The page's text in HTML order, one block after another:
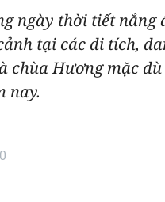
ngày thời tiết nắng
tại các di tích,
chùa Hương mặc
nay.